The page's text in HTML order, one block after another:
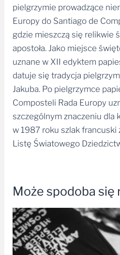
pielgrzymie prowadzące
Europy do Santiago de
gdzie mieszczą się relikwie
apostoła. Jako miejsce
uznane w XII edyktem
datuje się tradycja
Jakuba. Po pielgrzymce
Composteli Rada Europy
szczególnym znaczeniu dla
w 1987 roku szlak francuski
Listę Światowego
Może spodoba się